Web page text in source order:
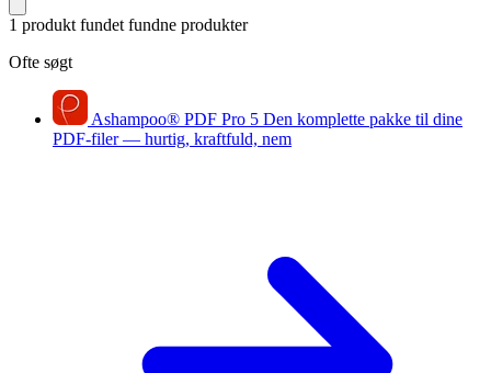
1 produkt fundet fundne produkter
Ofte søgt
Ashampoo® PDF Pro 5 Den komplette pakke til dine
PDF-filer — hurtig, kraftfuld, nem